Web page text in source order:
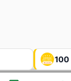
OVĚŘENO
ZÁKAZNÍKY
Heureka 100
OVĚŘENO
ZÁKAZNÍKY
Heureka 100